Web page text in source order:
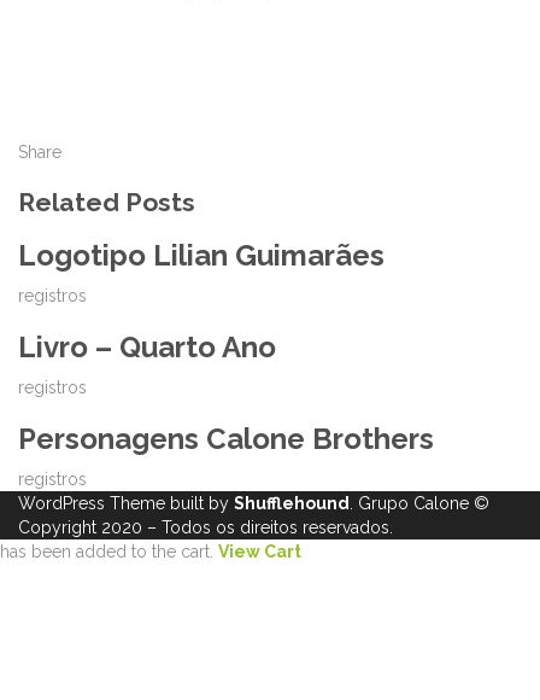
Share
Related Posts
Logotipo Lilian Guimarães
registros
Livro – Quarto Ano
registros
Personagens Calone Brothers
registros
WordPress Theme built by Shufflehound Grupo Calone ©
Copyright 2020 – Todos os direitos reservados.
has been added to the cart. View Cart